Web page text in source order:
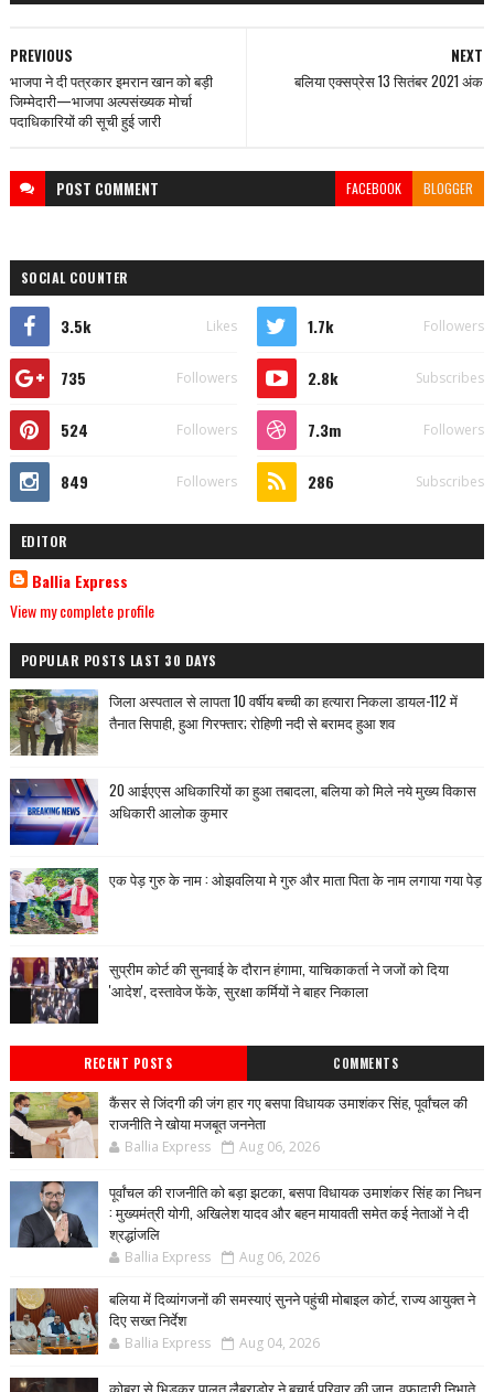
NEXT
बलिया एक्सप्रेस 13 सितंबर 2021 अंक
PREVIOUS
भाजपा ने दी पत्रकार इमरान खान को बड़ी
जिम्मेदारी—भाजपा अल्पसंख्यक मोर्चा
पदाधिकारियों की सूची हुई जारी
POST COMMENT FACEBOOK BLOGGER
SOCIAL COUNTER
3.5k Likes 1.7k Followers
735 Followers 2.8k Subscribes
524 Followers 7.3m Followers
849 Followers 286 Subscribes
EDITOR
Ballia Express
View my complete profile
POPULAR POSTS LAST 30 DAYS
जिला अस्पताल से लापता 10 वर्षीय बच्ची का हत्यारा निकला डायल-112 में
तैनात सिपाही, हुआ गिरफ्तार; रोहिणी नदी से बरामद हुआ शव
20 आईएएस अधिकारियों का हुआ तबादला, बलिया को मिले नये मुख्य विकास
अधिकारी आलोक कुमार
एक पेड़ गुरु के नाम : ओझवलिया मे गुरु और माता पिता के नाम लगाया गया पेड़
सुप्रीम कोर्ट की सुनवाई के दौरान हंगामा, याचिकाकर्ता ने जजों को दिया
'आदेश', दस्तावेज फेंके, सुरक्षा कर्मियों ने बाहर निकाला
RECENT POSTS COMMENTS
कैंसर से जिंदगी की जंग हार गए बसपा विधायक उमाशंकर सिंह, पूर्वांचल की
राजनीति ने खोया मजबूत जननेता
Ballia Express Aug 06, 2026
पूर्वांचल की राजनीति को बड़ा झटका, बसपा विधायक उमाशंकर सिंह का निधन
: मुख्यमंत्री योगी, अखिलेश यादव और बहन मायावती समेत कई नेताओं ने दी
श्रद्धांजलि
Ballia Express Aug 06, 2026
बलिया में दिव्यांगजनों की समस्याएं सुनने पहुंची मोबाइल कोर्ट, राज्य आयुक्त ने
दिए सख्त निर्देश
Ballia Express Aug 04, 2026
कोबरा से भिड़कर पालतू लैब्राडोर ने बचाई परिवार की जान, वफादारी निभाते